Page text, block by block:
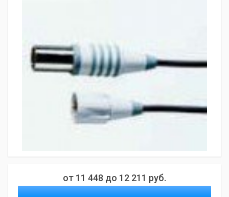
от 11 448 до 12 211 руб.